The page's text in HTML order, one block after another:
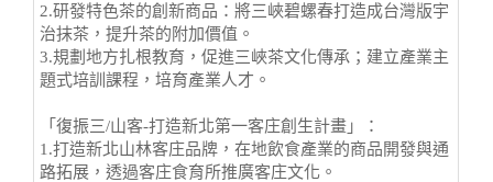
2.研發特色茶的創新商品：將三峽碧螺春打造成台灣版宇
治抹茶，提升茶的附加價值。
3.規劃地方扎根教育，促進三峽茶文化傳承；建立產業主
題式培訓課程，培育產業人才。
「復振三/山客-打造新北第一客庄創生計畫」：
1.打造新北山林客庄品牌，在地飲食產業的商品開發與通
路拓展，透過客庄食育所推廣客庄文化。